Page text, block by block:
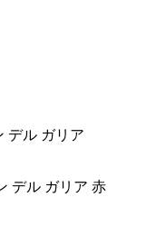
デル ガリア
デル ガリア 赤